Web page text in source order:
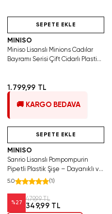
SEPETE EKLE
MINISO
Miniso Lisanslı Minions Cadılar
Bayramı Serisi Çift Cidarlı Plastik
1.799,99 TL
🚚 KARGO BEDAVA
Tükenmeden Satın Al
SEPETE EKLE
MINISO
Sanrio Lisanslı Pompompurin
Pipetli Plastik Şişe – Dayanıklı ve
Şık Sarı Matara 535 Ml
5.0 (1 )
%27
479,99 TL
349,99 TL